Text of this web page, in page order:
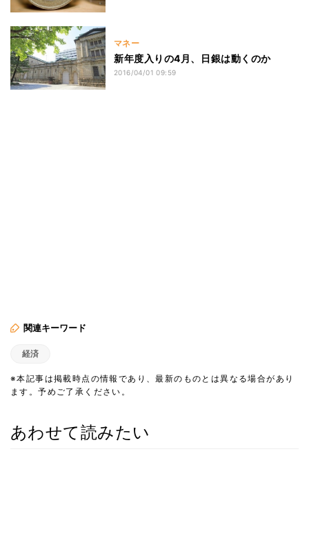
マネー
新年度入りの4月、日銀は動くのか
2016/04/01 09:59
関連キーワード
経済
※本記事は掲載時点の情報であり、最新のものとは異なる場合があり
ます。予めご了承ください。
あわせて読みたい